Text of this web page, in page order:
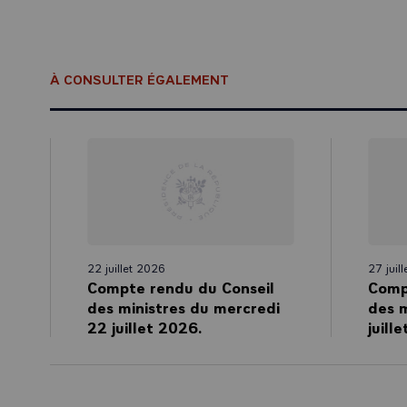
régulera les
- prohibition
- mission
situation de
demande ;
À CONSULTER ÉGALEMENT
22 juillet 2026
Compte rendu du Conseil
des ministres du mercredi
22 juillet 2026.
27
des